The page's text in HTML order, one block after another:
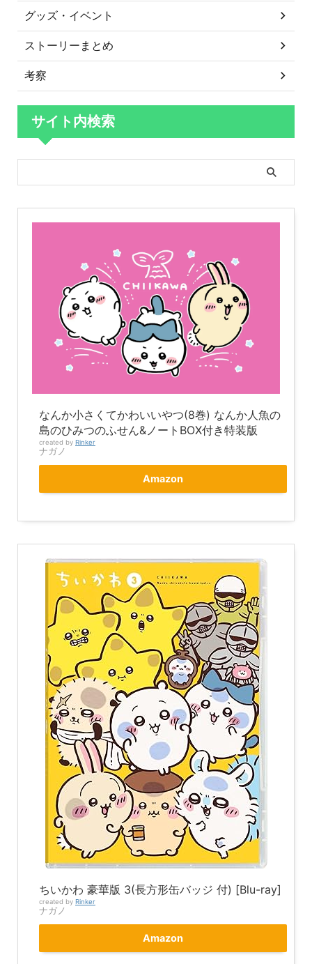
グッズ・イベント
ストーリーまとめ
考察
サイト内検索
なんか小さくてかわいいやつ(8巻) なんか人魚の
島のひみつのふせん&ノートBOX付き特装版
created by Rinker
ナガノ
Amazon
ちいかわ 豪華版 3(長方形缶バッジ 付) [Blu-ray]
created by Rinker
ナガノ
Amazon